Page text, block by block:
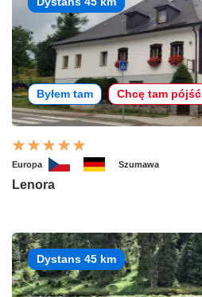
Byłem tam Chcę tam pójść
Europa Szumawa
Lenora
Dystans 45 km